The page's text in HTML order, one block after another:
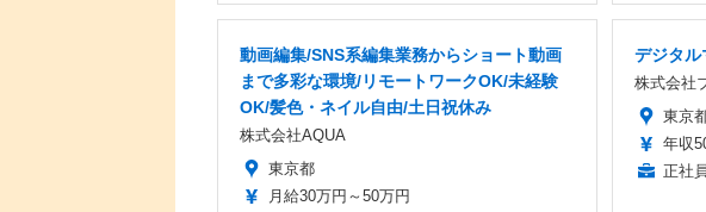
動画編集/SNS系編集業務からショート動画
まで多彩な環境/リモートワークOK/未経験
OK/髪色・ネイル自由/土日祝休み
株式会社AQUA
東京都
月給30万円～50万円
デジタル
株式会社
東京
年収
正社員